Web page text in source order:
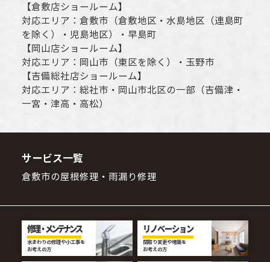
【倉敷店ショールーム】
対応エリア： 倉敷市 （倉敷地区・水島地区（連島町
を除く）・児島地区）・早島町
【岡山店ショールーム】
対応エリア： 岡山市 （東区を除く）・玉野市
【吉備総社店ショールーム】
対応エリア： 総社市 ・ 岡山市北区の一部（吉備津・
一宮・津高・高松）
サービス一覧
倉敷市の屋根修理・雨漏り修理
修理・メンテナンス
水まわりの修理や小工事を
お考えの方
リノベーション
間取り変更や増築を
お考えの方